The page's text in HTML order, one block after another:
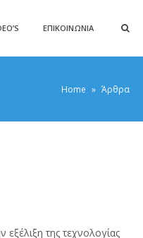
ΕΠΙΚΟΙΝΩΝΊΑ
Home » Άρθρα
της τεχνολογίας